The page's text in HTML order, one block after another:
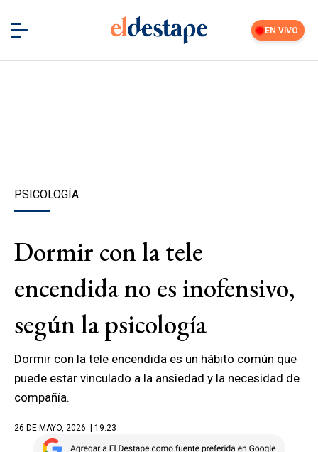
EN VIVO
PSICOLOGÍA
Dormir con la tele
encendida no es inofensivo,
según la psicología
Dormir con la tele encendida es un hábito común que
puede estar vinculado a la ansiedad y la necesidad de
compañía.
26 DE MAYO, 2026 | 19.23